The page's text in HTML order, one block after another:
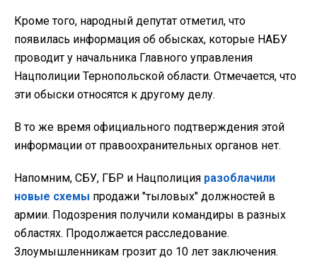
Кроме того, народный депутат отметил, что
появилась информация об обысках, которые НАБУ
проводит у начальника Главного управления
Нацполиции Тернопольской области. Отмечается, что
эти обыски относятся к другому делу.
В то же время официального подтверждения этой
информации от правоохранительных органов нет.
Напомним, СБУ, ГБР и Нацполиция разоблачили
новые схемы продажи "тыловых" должностей в
армии. Подозрения получили командиры в разных
областях. Продолжается расследование.
Злоумышленникам грозит до 10 лет заключения.